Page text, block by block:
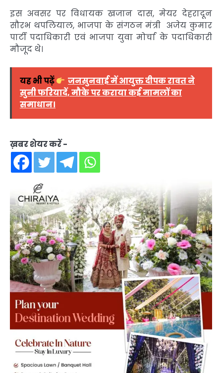
इस अवसर पर विधायक खजान दास, मेयर देहरादून
सौरभ थपलियाल, भाजपा के संगठन मंत्री अजेय कुमार
पार्टी पदाधिकारी एवं भाजपा युवा मोर्चा के पदाधिकारी
मौजूद थे।
यह भी पढ़ें
जनसुनवाई में आयुक्त दीपक रावत ने
सुनी फरियादें, मौके पर कराया कई मामलों का
समाधान।
ख़बर शेयर करें -